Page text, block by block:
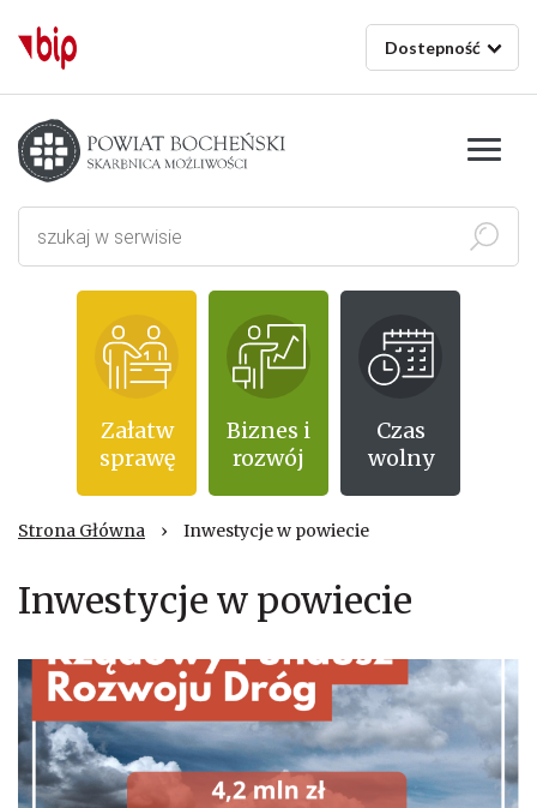
Dostepność
Starostwo powiatowe w Bochni
Szukaj
Załatw
sprawę
Biznes i
rozwój
Czas
wolny
Strona Główna › Inwestycje w powiecie
Inwestycje w powiecie